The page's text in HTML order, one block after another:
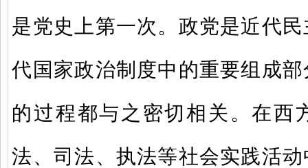
是党史上第一次。政党是近代
代国家政治制度中的重要组成
的过程都与之密切相关。在西
法、司法、执法等社会实践活